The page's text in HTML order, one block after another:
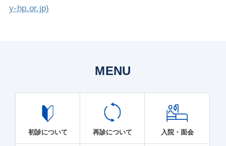
y-hp.or.jp)
MENU
初診について 再診について 入院・面会